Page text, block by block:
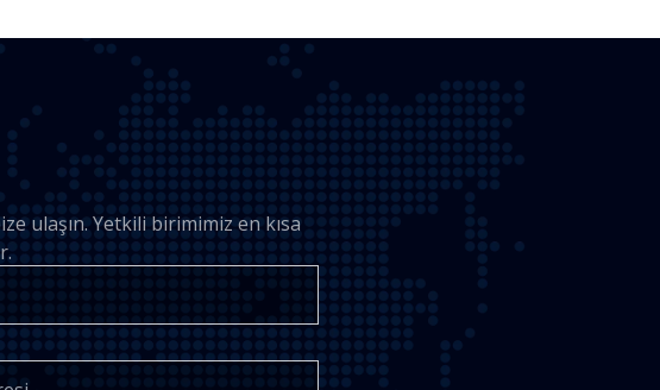
ulaşın. Yetkili birimimiz en kısa